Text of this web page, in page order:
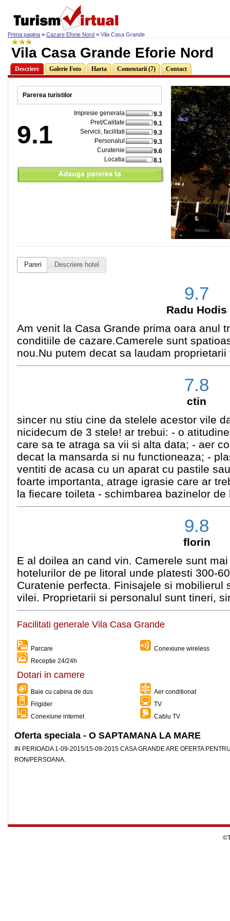
Prima pagina > Cazare Eforie Nord > Vila Casa Grande
Vila Casa Grande Eforie Nord
Descriere Galerie Foto Harta Comentarii (7) Contact
Parerea turistilor
9.1
Impresie generala
9.3
Pret/Calitate
9.1
Servicii, facilitati
9.3
Personalul
9.3
Curatenie
9.6
Locatia
8.1
Pareri Descriere hotel
9.7
Radu Hodis
Am venit la Casa Grande prima oara anul
conditiile de cazare.Camerele sunt
nou.Nu putem decat sa laudam
7.8
ctin
sincer nu stiu cine da stelele acestor vile
nicidecum de 3 stele! ar trebui: - o
care sa te atraga sa vii si alta data; - aer
decat la mansarda si nu functioneaza; -
ventiti de acasa cu un aparat cu pastile
foarte importanta, atrage igrasie care ar
la fiecare toileta - schimbarea bazinelor
9.8
florin
E al doilea an cand vin. Camerele sunt
hotelurilor de pe litoral unde platesti 300-
Curatenie perfecta. Finisajele si mobilierul
vilei. Proprietarii si personalul sunt tineri,
Facilitati generale Vila Casa Grande
Parcare
Conexiune wireless
Receptie 24/24h
Dotari in camere
Baie cu cabina de dus
Aer conditionat
Frigider
TV
Conexiune internet
Cablu TV
Oferta speciala - O SAPTAMANA LA MARE
IN PERIOADA 1-09-2015/15-09-2015 CASA GRANDE ARE OFERTA
RON/PERSOANA.